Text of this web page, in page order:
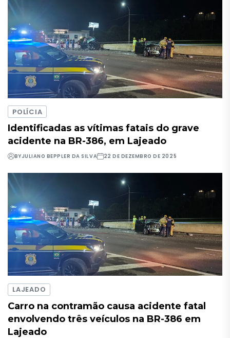
POLÍCIA
Identificadas as vítimas fatais do grave
acidente na BR-386, em Lajeado
BYJULIANO BEPPLER DA SILVA 22 DE DEZEMBRO DE 2025
LAJEADO
Carro na contramão causa acidente fatal
envolvendo três veículos na BR-386 em
Lajeado